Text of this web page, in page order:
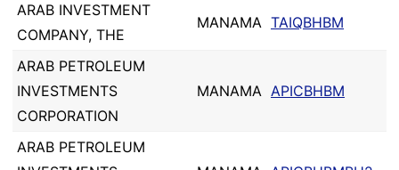
ARAB INVESTMENT
COMPANY, THE
MANAMA TAIQBHBM
ARAB PETROLEUM
INVESTMENTS
CORPORATION
MANAMA APICBHBM
ARAB PETROLEUM